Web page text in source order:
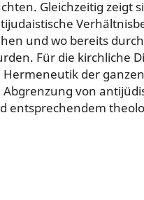
Gleichzeitig zeigt
und wo bereits
Für die kirchliche
Hermeneutik der
Abgrenzung von
entsprechendem